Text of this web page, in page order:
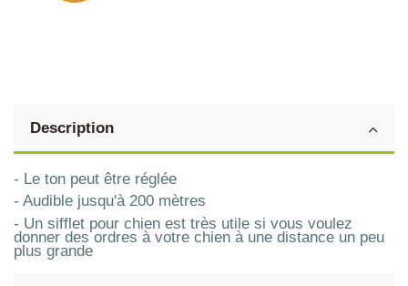
Description
- Le ton peut être réglée
- Audible jusqu'à 200 mètres
- Un sifflet pour chien est très utile si vous voulez
donner des ordres à votre chien à une distance un peu
plus grande